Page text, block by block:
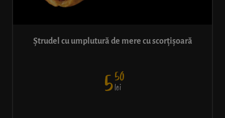
Ștrudel cu umplutură de mere cu scorțișoară
550
lei